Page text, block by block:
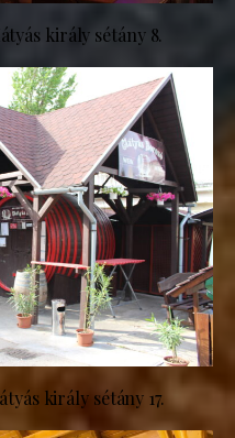
király sétány 8.
király sétány 17.